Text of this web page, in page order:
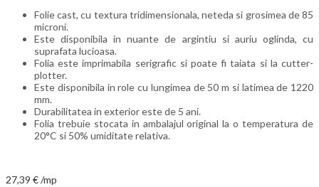
Folie cast, cu textura tridimensionala, neteda si grosimea de 85
microni.
Este disponibila in nuante de argintiu si auriu oglinda, cu
suprafata lucioasa.
Folia este imprimabila serigrafic si poate fi taiata si la cutter-
plotter.
Este disponibila in role cu lungimea de 50 m si latimea de 1220
mm.
Durabilitatea in exterior este de 5 ani.
Folia trebuie stocata in ambalajul original la o temperatura de
20°C si 50% umiditate relativa.
27,39 €/mp